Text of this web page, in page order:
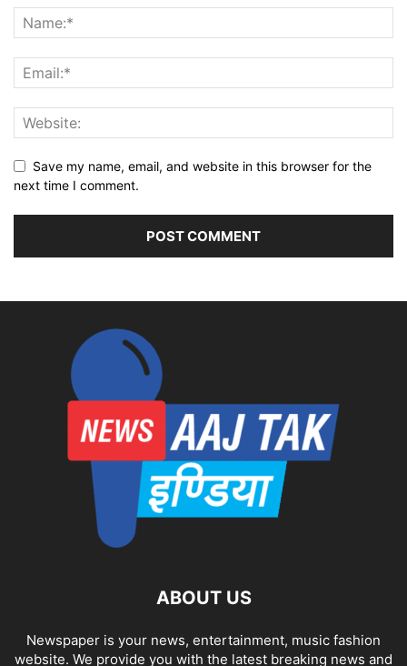
Save my name, email, and website in this browser for the
next time I comment.
ABOUT US
Newspaper is your news, entertainment, music fashion
website. We provide you with the latest breaking news and